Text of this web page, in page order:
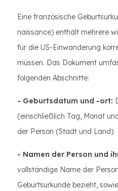
Eine französische
naissance) enthält mehrere
für die US-Einwanderung
müssen. Das Dokument
folgenden Abschnitte:
- Geburtsdatum und -ort:
(einschließlich Tag, Monat
der Person (Stadt und Land).
- Namen der Person und
vollständige Name der
Geburtsurkunde bezieht,